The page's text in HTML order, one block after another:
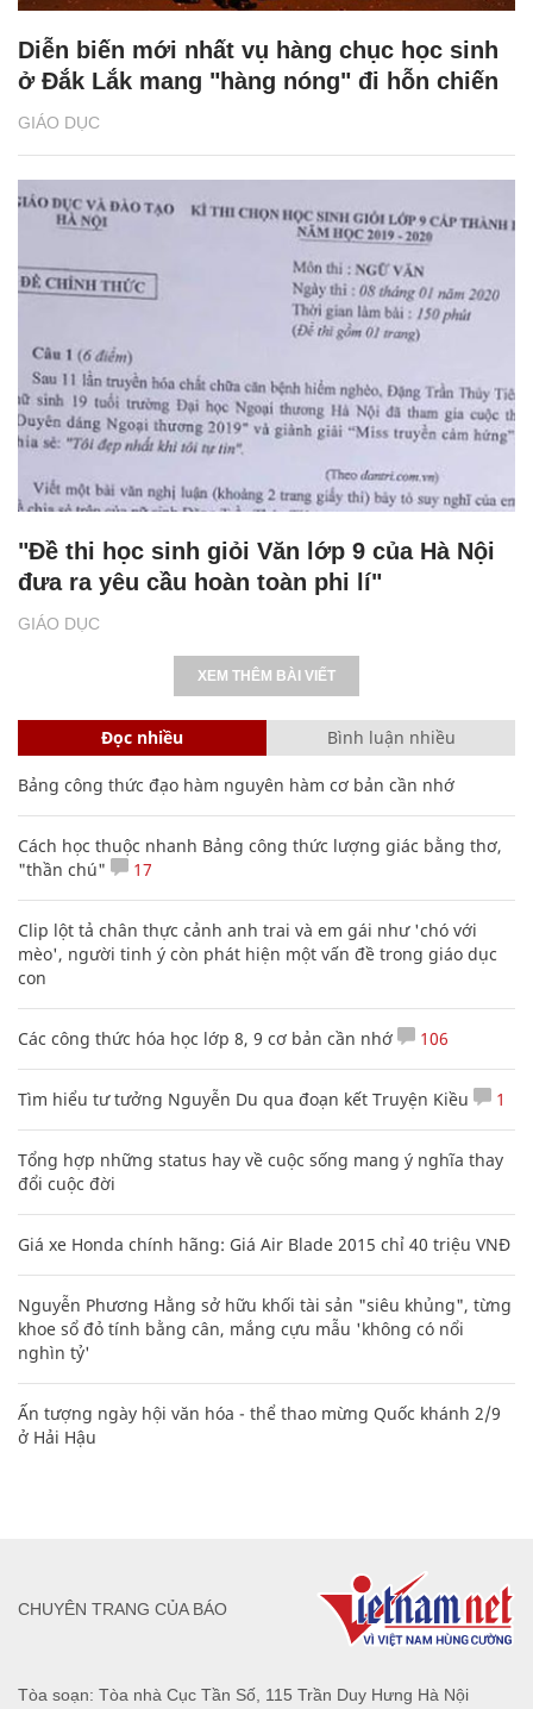
GIÁO DỤC
Diễn biến mới nhất vụ hàng chục học sinh
ở Đắk Lắk mang "hàng nóng" đi hỗn chiến
GIÁO DỤC
"Đề thi học sinh giỏi Văn lớp 9 của Hà Nội
đưa ra yêu cầu hoàn toàn phi lí"
XEM THÊM BÀI VIẾT
Đọc nhiều Bình luận nhiều
Bảng công thức đạo hàm nguyên hàm cơ bản cần nhớ
Cách học thuộc nhanh Bảng công thức lượng giác bằng thơ,
"thần chú"
17
Clip lột tả chân thực cảnh anh trai và em gái như 'chó với
mèo', người tinh ý còn phát hiện một vấn đề trong giáo dục
con
Các công thức hóa học lớp 8, 9 cơ bản cần nhớ 106
Tìm hiểu tư tưởng Nguyễn Du qua đoạn kết Truyện Kiều 1
Tổng hợp những status hay về cuộc sống mang ý nghĩa thay
đổi cuộc đời
Giá xe Honda chính hãng: Giá Air Blade 2015 chỉ 40 triệu VNĐ
Nguyễn Phương Hằng sở hữu khối tài sản "siêu khủng", từng
khoe sổ đỏ tính bằng cân, mắng cựu mẫu 'không có nổi
nghìn tỷ'
Ấn tượng ngày hội văn hóa - thể thao mừng Quốc khánh 2/9
ở Hải Hậu
Tòa soạn: Tòa nhà Cục Tần Số, 115 Trần Duy Hưng Hà Nội
CHUYÊN TRANG CỦA BÁO